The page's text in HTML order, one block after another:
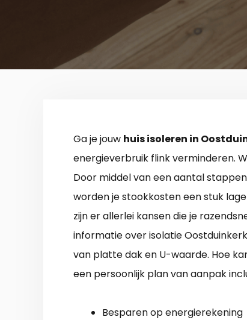
Ga je jouw huis isoleren in
energieverbruik flink verminderen.
Door middel van een aantal
worden je stookkosten een stuk
zijn er allerlei kansen die je
informatie over isolatie
van platte dak en U-waarde. Hoe
een persoonlijk plan van aanpak
Besparen op energierekening